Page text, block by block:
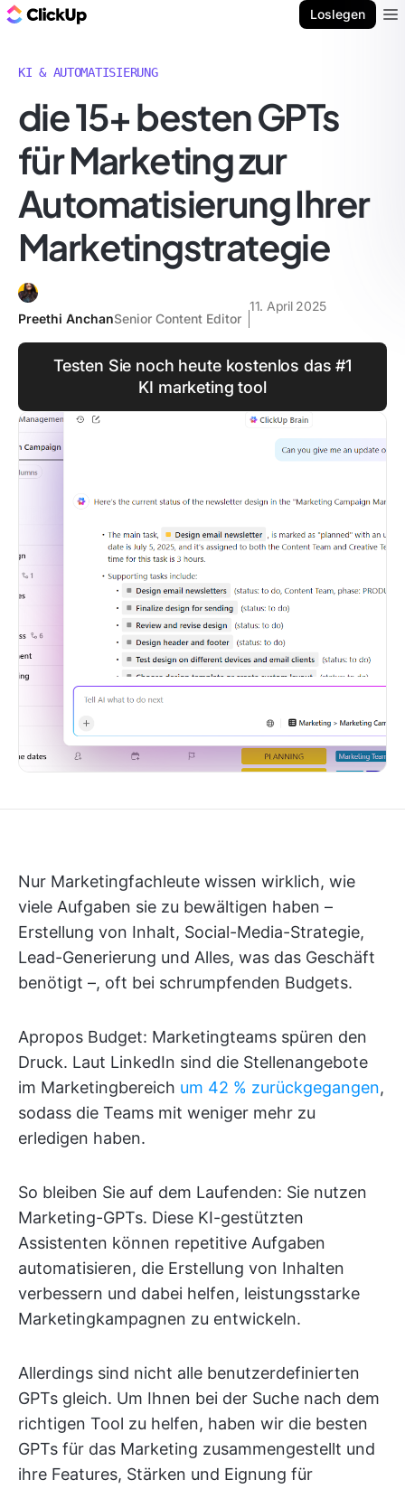
Loslegen
KI & AUTOMATISIERUNG
die 15+ besten GPTs
für Marketing zur
Automatisierung Ihrer
Marketingstrategie
Preethi AnchanSenior Content Editor
11. April 2025
Testen Sie noch heute kostenlos das #1
KI marketing tool
Nur Marketingfachleute wissen wirklich, wie
viele Aufgaben sie zu bewältigen haben –
Erstellung von Inhalt, Social-Media-Strategie,
Lead-Generierung und Alles, was das Geschäft
benötigt –, oft bei schrumpfenden Budgets.
Apropos Budget: Marketingteams spüren den
Druck. Laut LinkedIn sind die Stellenangebote
im Marketingbereich um 42 % zurückgegangen,
sodass die Teams mit weniger mehr zu
erledigen haben.
So bleiben Sie auf dem Laufenden: Sie nutzen
Marketing-GPTs. Diese KI-gestützten
Assistenten können repetitive Aufgaben
automatisieren, die Erstellung von Inhalten
verbessern und dabei helfen, leistungsstarke
Marketingkampagnen zu entwickeln.
Allerdings sind nicht alle benutzerdefinierten
GPTs gleich. Um Ihnen bei der Suche nach dem
richtigen Tool zu helfen, haben wir die besten
GPTs für das Marketing zusammengestellt und
ihre Features, Stärken und Eignung für